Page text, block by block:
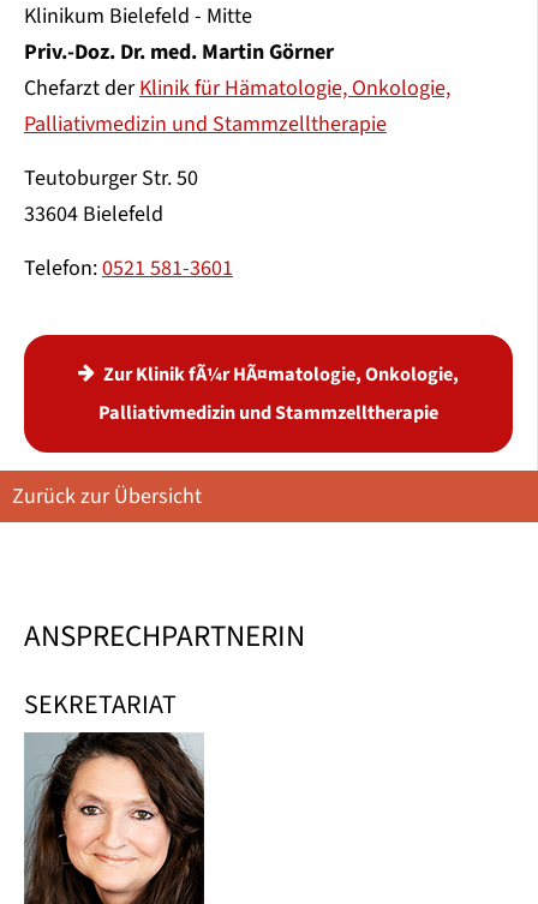
Klinikum Bielefeld - Mitte
Priv.-Doz. Dr. med. Martin Görner
Chefarzt derKlinik für Hämatologie, Onkologie,
Palliativmedizin und Stammzelltherapie
Teutoburger Str. 50
33604 Bielefeld
Telefon:0521 581-3601
Zur Klinik fÃ¼r HÃ¤matologie, Onkologie,
Palliativmedizin und Stammzelltherapie
Zurück zur Übersicht
ANSPRECHPARTNERIN
SEKRETARIAT